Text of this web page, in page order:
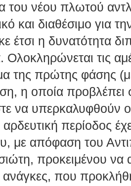
του νέου πλωτού
και διαθέσιμο για
έτσι η δυνατότητα
Ολοκληρώνεται τις
της πρώτης φάσης
η οποία προβλέπει
να υπερκαλυφθούν
περίοδος
με απόφαση του
προκειμένου να
ανάγκες, που